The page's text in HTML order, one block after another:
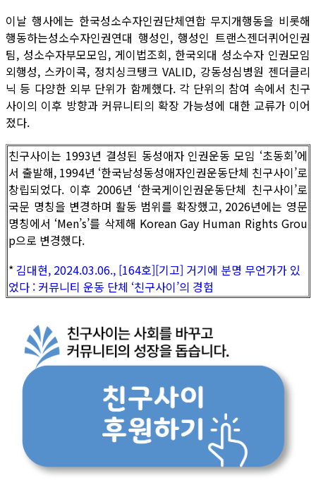
이날 행사에는 한국성소수자인권단체연합 무지개행동을 비롯해
행동하는성소수자인권연대 행성인, 행성인 트랜스젠더퀴어인권
팀, 성소수자부모모임, 게이법조회, 한국외대 성소수자 인권모임
외행성, 스카이콕, 정치싱크탱크 VALID, 강동성심병원 젠더클리
닉 등 다양한 외부 단위가 함께했다. 각 단위의 참여 속에서 친구
사이의 이후 방향과 커뮤니티의 확장 가능성에 대한 교류가 이어
졌다.
친구사이는 1993년 결성된 동성애자 인권운동 모임 ‘초동회’에
서 출발해, 1994년 ‘한국남성동성애자인권운동단체 친구사이’로
창립되었다. 이후 2006년 ‘한국게이인권운동단체 친구사이’로
국문 명칭을 변경하며 활동 범위를 확장했고, 2026년에는 영문
명칭에서 ‘Men’s’를 삭제해 Korean Gay Human Rights Grou
p으로 변경했다.
*김대현, 2024.03.06., [164호][기고] 거기에 분명 무언가가 있
었다 : 커뮤니티 운동 단체 ‘친구사이’의 경험